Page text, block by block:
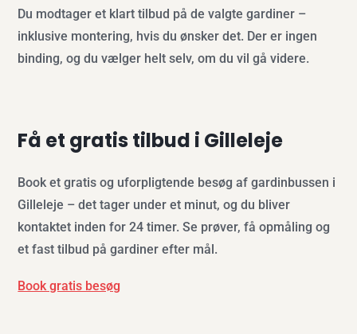
Du modtager et klart tilbud på de valgte gardiner –
inklusive montering, hvis du ønsker det. Der er ingen
binding, og du vælger helt selv, om du vil gå videre.
Få et gratis tilbud i Gilleleje
Book et gratis og uforpligtende besøg af gardinbussen i
Gilleleje – det tager under et minut, og du bliver
kontaktet inden for 24 timer. Se prøver, få opmåling og
et fast tilbud på gardiner efter mål.
Book gratis besøg